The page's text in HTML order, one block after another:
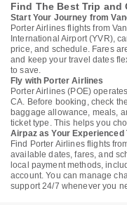
Find The Best Trip and
Start Your Journey from
Porter Airlines flights from
International Airport (YVR),
price, and schedule. Fares
and keep your travel dates
to save.
Fly with Porter Airlines
Porter Airlines (POE)
CA. Before booking, check
baggage allowance, meals,
ticket type. This helps you
Airpaz as Your Experienced
Find Porter Airlines flights
available dates, fares, and
local payment methods,
account. You can manage
support 24/7 whenever you